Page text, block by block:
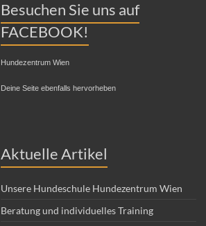
Besuchen Sie uns auf
FACEBOOK!
Hundezentrum Wien
Deine Seite ebenfalls hervorheben
Aktuelle Artikel
Unsere Hundeschule Hundezentrum Wien
Beratung und individuelles Training